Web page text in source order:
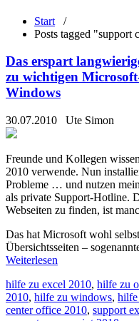
Start /
Posts tagged "support
Das erspart
zu wichtigen
Windows
30.07.2010 Ute Simon
Freunde und Kollegen
2010 verwende. Nun
Probleme … und nutzen
als private Support-Hotline.
Webseiten zu finden, ist
Das hat Microsoft wohl
Übersichtsseiten –
Weiterlesen
hilfe zu excel 2010, hilfe zu
2010, hilfe zu windows,
center office 2010, support